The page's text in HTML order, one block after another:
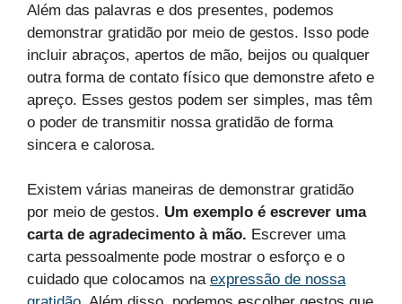
Além das palavras e dos presentes, podemos
demonstrar gratidão por meio de gestos. Isso pode
incluir abraços, apertos de mão, beijos ou qualquer
outra forma de contato físico que demonstre afeto e
apreço. Esses gestos podem ser simples, mas têm
o poder de transmitir nossa gratidão de forma
sincera e calorosa.
Existem várias maneiras de demonstrar gratidão
por meio de gestos. Um exemplo é escrever uma
carta de agradecimento à mão. Escrever uma
carta pessoalmente pode mostrar o esforço e o
cuidado que colocamos na expressão de nossa